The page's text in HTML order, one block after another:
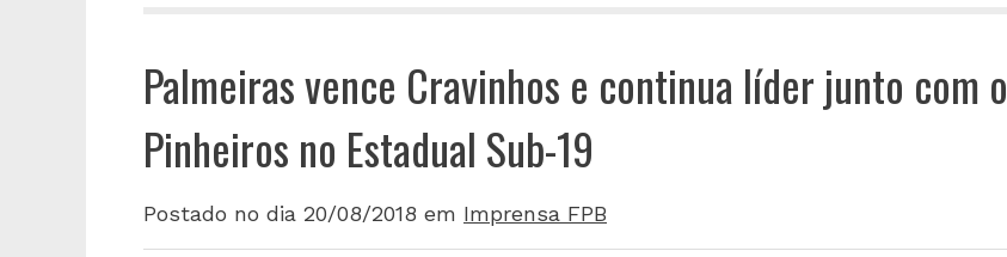
Palmeiras vence Cravinhos e continua líder junto com o
Pinheiros no Estadual Sub-19
Postado no dia 20/08/2018 em Imprensa FPB